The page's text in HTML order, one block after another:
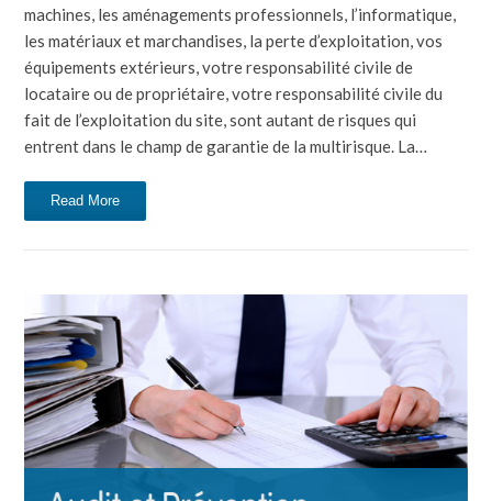
machines, les aménagements professionnels, l’informatique,
les matériaux et marchandises, la perte d’exploitation, vos
équipements extérieurs, votre responsabilité civile de
locataire ou de propriétaire, votre responsabilité civile du
fait de l’exploitation du site, sont autant de risques qui
entrent dans le champ de garantie de la multirisque. La…
Read More